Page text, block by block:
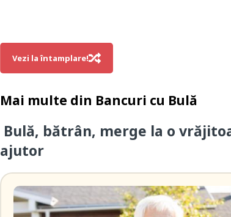
Vezi la întamplare!
Mai multe din Bancuri cu Bulă
Bulă, bătrân, merge la o
ajutor